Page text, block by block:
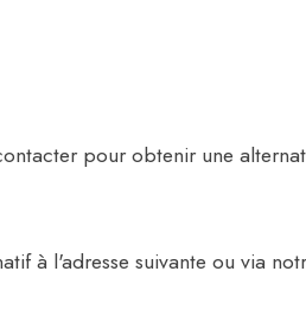
pour obtenir une
à l'adresse suivante ou via